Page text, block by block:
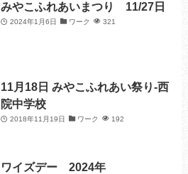
みやこふれあいまつり 11/27日
2024年1月6日 ワーク 321
11月18日 みやこふれあい祭り-西
院中学校
2018年11月19日 ワーク 192
ワイズデー 2024年